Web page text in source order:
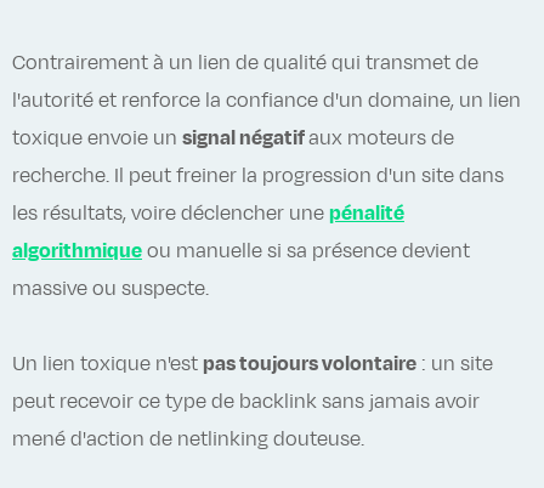
Contrairement à un lien de qualité qui transmet de
l'autorité et renforce la confiance d'un domaine, un lien
toxique envoie un signal négatifaux moteurs de
recherche. Il peut freiner la progression d'un site dans
les résultats, voire déclencher une pénalité
algorithmique ou manuelle si sa présence devient
massive ou suspecte.
Un lien toxique n'est pas toujours volontaire : un site
peut recevoir ce type de backlink sans jamais avoir
mené d'action de netlinking douteuse.